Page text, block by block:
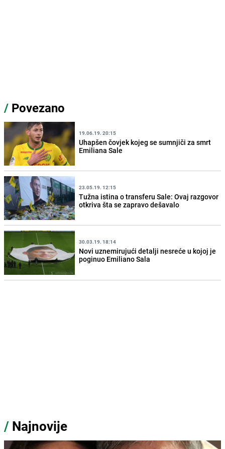
/ Povezano
19.06.19. 20:15
Uhapšen čovjek kojeg se sumnjiči za smrt
Emiliana Sale
23.05.19. 12:15
Tužna istina o transferu Sale: Ovaj razgovor
otkriva šta se zapravo dešavalo
30.03.19. 18:14
Novi uznemirujući detalji nesreće u kojoj je
poginuo Emiliano Sala
/ Najnovije